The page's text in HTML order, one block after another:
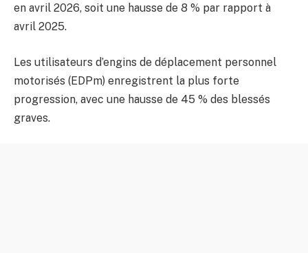
en avril 2026, soit une hausse de 8 % par rapport à
avril 2025.
Les utilisateurs d’engins de déplacement personnel
motorisés (EDPm) enregistrent la plus forte
progression, avec une hausse de 45 % des blessés
graves.